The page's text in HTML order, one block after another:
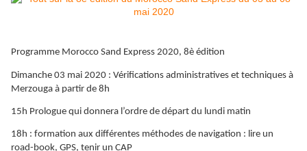
Programme Morocco Sand Express 2020, 8è édition
Dimanche 03 mai 2020 : Vérifications administratives et techniques à
Merzouga à partir de 8h
15h Prologue qui donnera l’ordre de départ du lundi matin
18h : formation aux différentes méthodes de navigation : lire un
road-book, GPS, tenir un CAP